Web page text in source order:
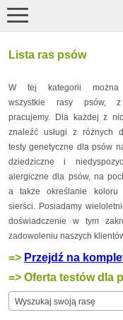
Lista ras psów
W tej kategorii można
wszystkie rasy psów, z
pracujemy. Dla każdej z
znaleźć usługi z różnych
testy genetyczne dla psów
dziedziczne i
alergiczne dla psów, na
a także określanie koloru
sierści. Posiadamy
doświadczenie w tym
zadowoleniu naszych
=> Przejdź na
=> Oferta testów dla
Wyszukaj swoją rasę